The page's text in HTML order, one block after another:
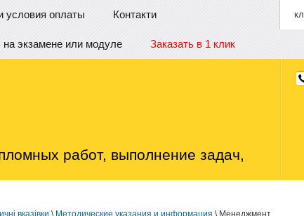
условия оплаты Контакти
экзамене или модуле Заказать в 1 клик
работ, выполнение задач,
вказівки \ Методические указания и информация \ Менеджмент